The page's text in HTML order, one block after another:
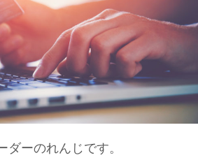
ダーのれんじです。